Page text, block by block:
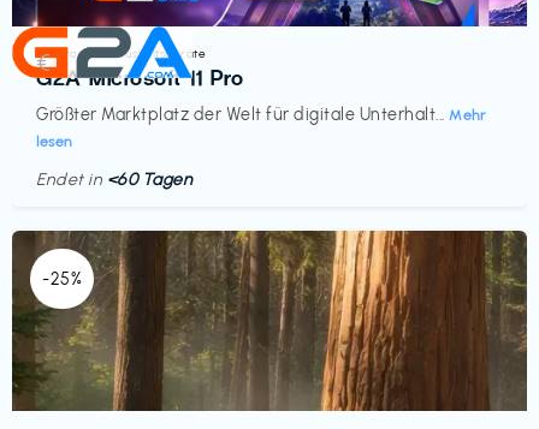
Elektronik & Haushaltsgeräte
G2A Microsoft 11 Pro
Größter Marktplatz der Welt für digitale Unterhalt... Mehr
lesen
€‎
Endet in <60 Tagen
-25%